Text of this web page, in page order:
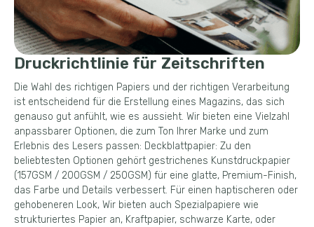
Druckrichtlinie für Zeitschriften
Die Wahl des richtigen Papiers und der richtigen Verarbeitung
ist entscheidend für die Erstellung eines Magazins, das sich
genauso gut anfühlt, wie es aussieht. Wir bieten eine Vielzahl
anpassbarer Optionen, die zum Ton Ihrer Marke und zum
Erlebnis des Lesers passen: Deckblattpapier: Zu den
beliebtesten Optionen gehört gestrichenes Kunstdruckpapier
(157GSM / 200GSM / 250GSM) für eine glatte, Premium-Finish,
das Farbe und Details verbessert. Für einen haptischeren oder
gehobeneren Look, Wir bieten auch Spezialpapiere wie
strukturiertes Papier an, Kraftpapier, schwarze Karte, oder